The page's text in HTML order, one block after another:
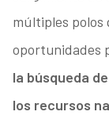
múltiples polos
oportunidades
la búsqueda
los recursos